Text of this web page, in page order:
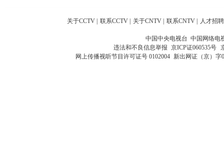
关于CCTV 联系CCTV 关于CNTV 联系CNTV 人才招聘
中国中央电视台 中国网络电
违法和不良信息举报 京ICP证060535号
网上传播视听节目许可证号 0102004 新出网证（京）